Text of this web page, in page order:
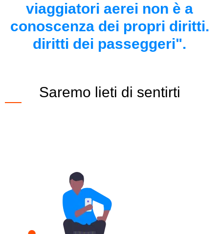
viaggiatori aerei non è a
conoscenza dei propri diritti.
diritti dei passeggeri".
Saremo lieti di sentirti